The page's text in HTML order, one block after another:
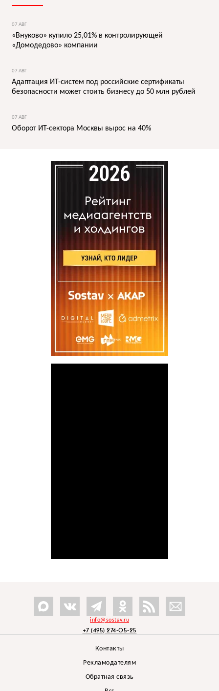
07 АВГ
«Внуково» купило 25,01% в контролирующей
«Домодедово» компании
07 АВГ
Адаптация ИТ-систем под российские сертификаты
безопасности может стоить бизнесу до 50 млн рублей
07 АВГ
Оборот ИТ-сектора Москвы вырос на 40%
info@sostav.ru
+7 (495) 274-05-25
Контакты
Рекламодателям
Обратная связь